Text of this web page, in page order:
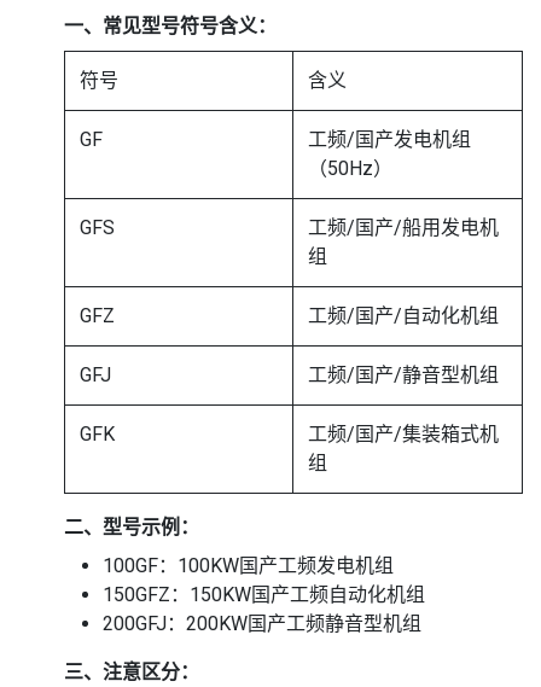
一、常见型号符号含义：
符号 含义
GF
工频/国产发电机组
（50Hz）
GFS
工频/国产/船用发电机
组
GFZ 工频/国产/自动化机组
GFJ 工频/国产/静音型机组
GFK
工频/国产/集装箱式机
组
二、型号示例：
100GF：100KW国产工频发电机组
150GFZ：150KW国产工频自动化机组
200GFJ：200KW国产工频静音型机组
三、注意区分：